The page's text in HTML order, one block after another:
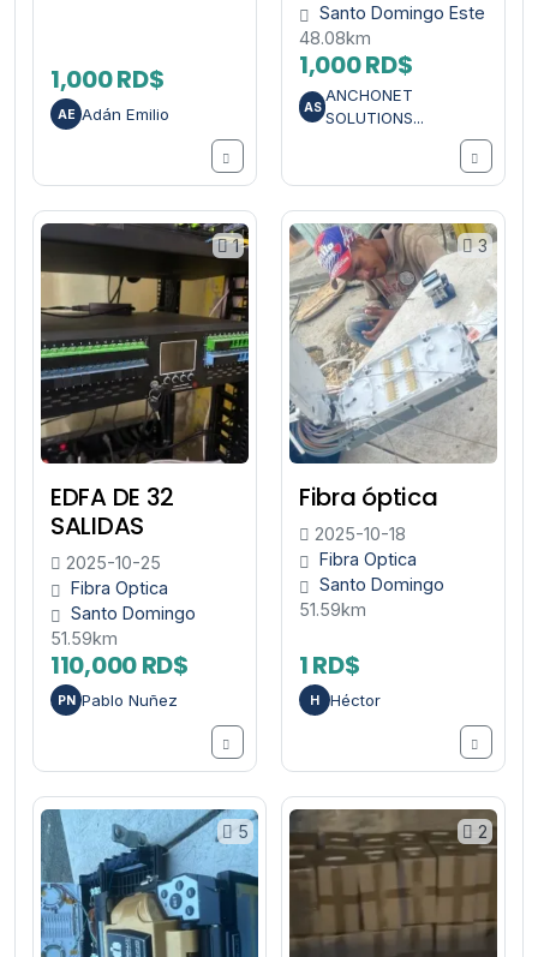
1,000 RD$
AE Adán Emilio
Santo Domingo Este
48.08km
1,000 RD$
AS
ANCHONET
SOLUTIONS...
1
EDFA DE 32
SALIDAS
2025-10-25
Fibra Optica
Santo Domingo
51.59km
110,000 RD$
PN Pablo Nuñez
3
Fibra óptica
2025-10-18
Fibra Optica
Santo Domingo
51.59km
1 RD$
H Héctor
5 2